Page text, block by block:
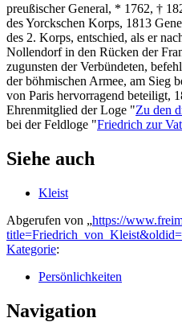
preußischer General, * 1762, †
des Yorckschen Korps, 1813
des 2. Korps, entschied, als er
Nollendorf in den Rücken der
zugunsten der Verbündeten,
der böhmischen Armee, am Sieg
von Paris hervorragend beteiligt,
Ehrenmitglied der Loge "Zu den
bei der Feldloge "Friedrich zur
Siehe auch
Kleist
Abgerufen von „https://
Kategorie:
Persönlichkeiten
Navigation